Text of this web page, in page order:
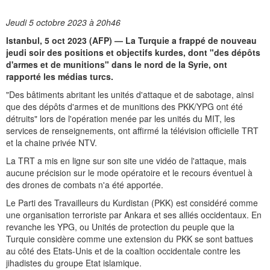
Jeudi 5 octobre 2023 à 20h46
Istanbul, 5 oct 2023 (AFP) — La Turquie a frappé de nouveau
jeudi soir des positions et objectifs kurdes, dont "des dépôts
d'armes et de munitions" dans le nord de la Syrie, ont
rapporté les médias turcs.
"Des bâtiments abritant les unités d'attaque et de sabotage, ainsi
que des dépôts d'armes et de munitions des PKK/YPG ont été
détruits" lors de l'opération menée par les unités du MIT, les
services de renseignements, ont affirmé la télévision officielle TRT
et la chaine privée NTV.
La TRT a mis en ligne sur son site une vidéo de l'attaque, mais
aucune précision sur le mode opératoire et le recours éventuel à
des drones de combats n'a été apportée.
Le Parti des Travailleurs du Kurdistan (PKK) est considéré comme
une organisation terroriste par Ankara et ses alliés occidentaux. En
revanche les YPG, ou Unités de protection du peuple que la
Turquie considère comme une extension du PKK se sont battues
au côté des Etats-Unis et de la coaltion occidentale contre les
jihadistes du groupe Etat islamique.